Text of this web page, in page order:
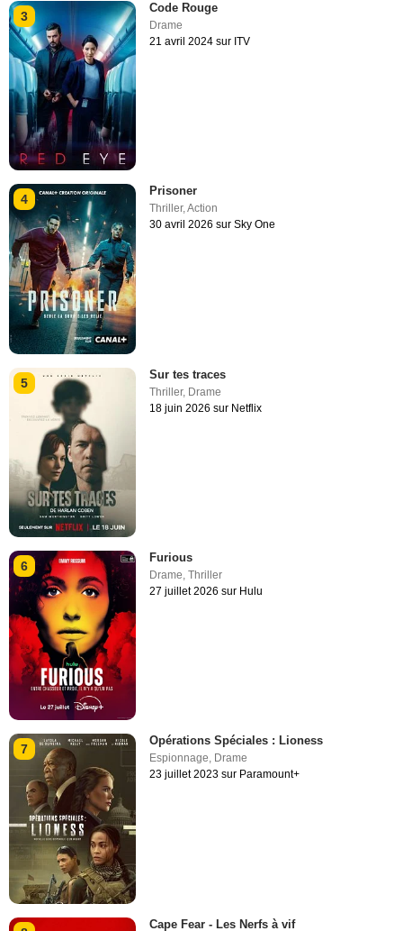
3
Code Rouge
Drame
21 avril 2024 sur ITV
4
Prisoner
Thriller,Action
30 avril 2026 sur Sky One
5
Sur tes traces
Thriller, Drame
18 juin 2026 sur Netflix
6
Furious
Drame,Thriller
27 juillet 2026 sur Hulu
7
Opérations Spéciales : Lioness
Espionnage, Drame
23 juillet 2023 sur Paramount+
Cape Fear - Les Nerfs à vif